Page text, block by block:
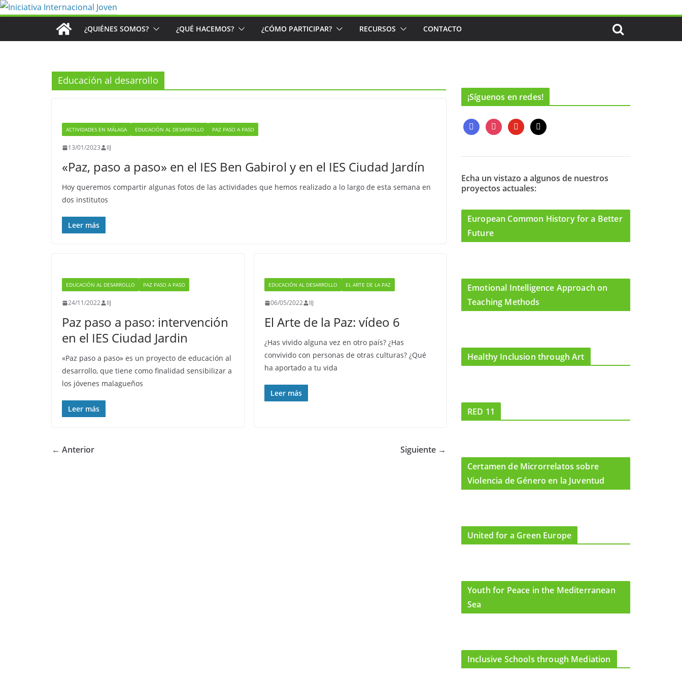
Saltar
¿QUIÉNES SOMOS? ¿QUÉ HACEMOS? ¿CÓMO PARTICIPAR? RECURSOS CONTACTO
Educación al desarrollo
ACTIVIDADES EN MÁLAGA EDUCACIÓN AL DESARROLLO PAZ PASO A PASO
13/01/2023 IIJ
«Paz, paso a paso» en el IES Ben Gabirol y en el IES Ciudad Jardín
Hoy queremos compartir algunas fotos de las actividades que hemos realizado a lo largo de esta semana en
dos institutos
Leer más
EDUCACIÓN AL DESARROLLO PAZ PASO A PASO
24/11/2022 IIJ
Paz paso a paso: intervención
en el IES Ciudad Jardin
«Paz paso a paso» es un proyecto de educación al
desarrollo, que tiene como finalidad sensibilizar a
los jóvenes malagueños
Leer más
EDUCACIÓN AL DESARROLLO EL ARTE DE LA PAZ
06/05/2022 IIJ
El Arte de la Paz: vídeo 6
¿Has vivido alguna vez en otro país? ¿Has
convivido con personas de otras culturas? ¿Qué
ha aportado a tu vida
Leer más
← Anterior Siguiente →
¡Síguenos en redes!
f
a
e
o
o
i
n
t
g
r
m
y
o
t
b
e
m
a
l
Echa un vistazo a algunos de nuestros
proyectos actuales:
European Common History for a Better
Future
Emotional Intelligence Approach on
Teaching Methods
Healthy Inclusion through Art
RED 11
Certamen de Microrrelatos sobre
Violencia de Género en la Juventud
United for a Green Europe
Youth for Peace in the Mediterranean
Sea
Inclusive Schools through Mediation